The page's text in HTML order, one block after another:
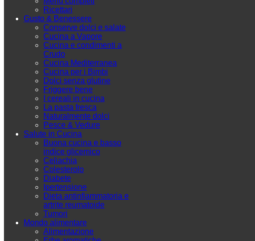
Ricettari
Gusto & Benessere
Conserve dolci e salate
Cucina a Vapore
Cucina e condimenti a
Crudo
Cucina Mediterranea
Cucina per i Bimbi
Dolci senza glutine
Friggere bene
I cereali in cucina
La pasta fresca
Naturalmente dolci
Pesce & Vedure
Salute in Cucina
Buona cucina e basso
indice glicemico
Celiachia
Colesterolo
Diabete
Ipertensione
Dieta antinfiammatoria e
artrite reumatoide
Tumori
Mondo alimentare
Alimentazione